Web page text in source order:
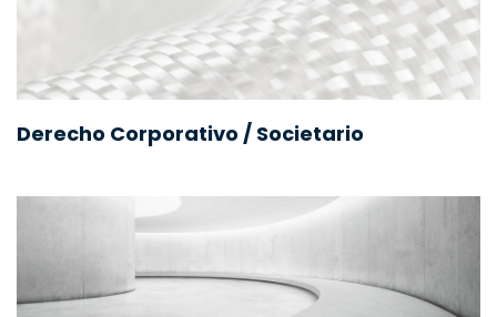
Derecho Corporativo / Societario